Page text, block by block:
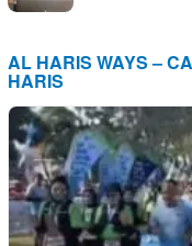
AL HARIS WAYS –
HARIS